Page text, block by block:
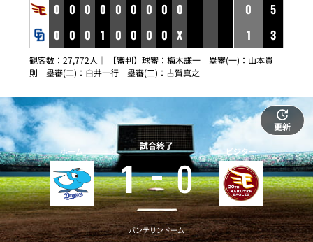
0 0 0 0 0 0 0 0 0
0 0 0 1 0 0 0 0 X
0
5
1
3
観客数：27,772人｜ 【審判】球審：梅木謙一 塁審(一)：山本貴
則 塁審(二)：白井一行 塁審(三)：古賀真之
更新
ホーム 試合終了
1 0
バンテリンドーム
ビジター